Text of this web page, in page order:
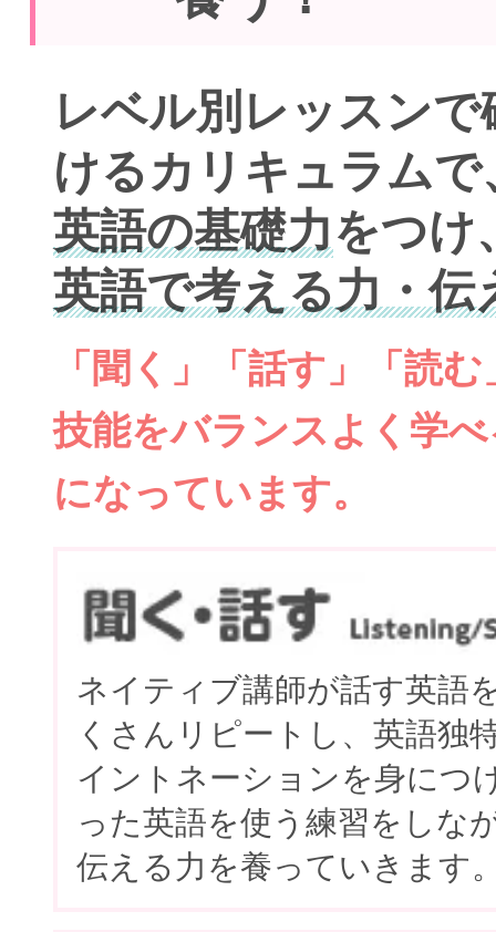
レベル別レッスン
けるカリキュラムで
英語の基礎力をつけ
英語で考える力・伝
「聞く」「話す」「読
技能をバランスよく学
になっています。
ネイティブ講師が話す英語
くさんリピートし、英語独
イントネーションを身につ
った英語を使う練習をしな
伝える力を養っていきます